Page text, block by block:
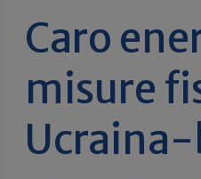
Caro
misure